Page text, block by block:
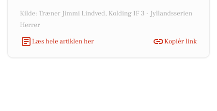
Kilde: Træner Jimmi Lindved, Kolding IF 3 - Jyllandsserien
Herrer
Læs hele artiklen her
Kopiér link